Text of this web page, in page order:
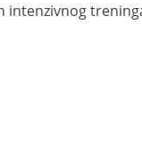
intenzivnog